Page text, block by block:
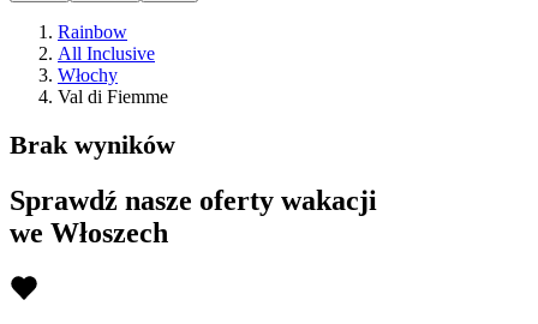
Rainbow
All Inclusive
Włochy
Val di Fiemme
Brak wyników
Sprawdź nasze oferty wakacji
we Włoszech